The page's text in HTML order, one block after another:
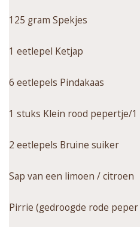
125 gram Spekjes
1 eetlepel Ketjap
6 eetlepels Pindakaas
1 stuks Klein rood pepertje/1
2 eetlepels Bruine suiker
Sap van een limoen / citroen
Pirrie (gedroogde rode